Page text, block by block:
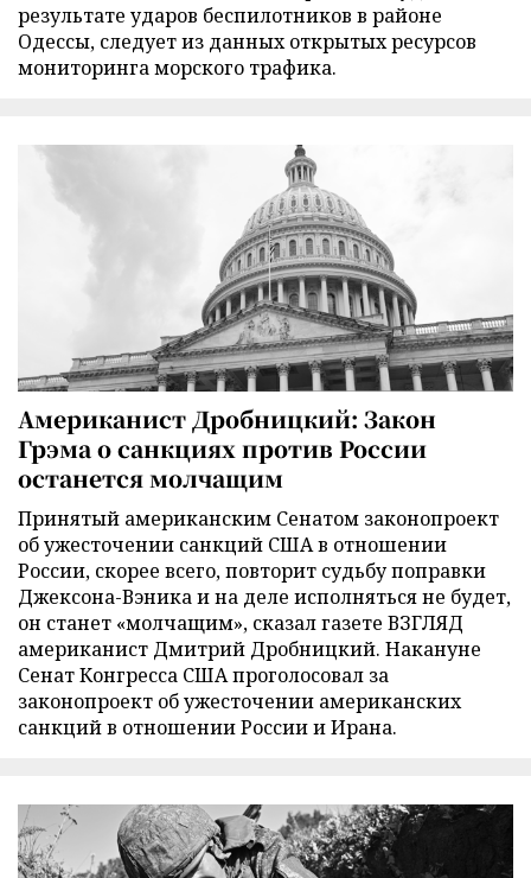
результате ударов беспилотников в районе
Одессы, следует из данных открытых ресурсов
мониторинга морского трафика.
Американист Дробницкий: Закон
Грэма о санкциях против России
останется молчащим
Принятый американским Сенатом законопроект
об ужесточении санкций США в отношении
России, скорее всего, повторит судьбу поправки
Джексона-Вэника и на деле исполняться не будет,
он станет «молчащим», сказал газете ВЗГЛЯД
американист Дмитрий Дробницкий. Накануне
Сенат Конгресса США проголосовал за
законопроект об ужесточении американских
санкций в отношении России и Ирана.